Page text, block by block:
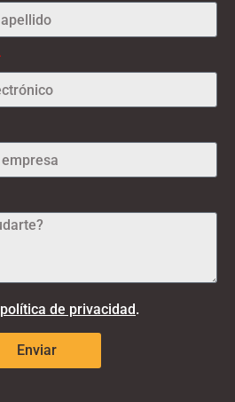
política de privacidad.
Enviar